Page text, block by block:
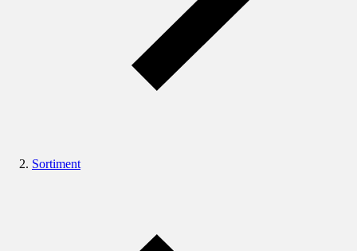
Sortiment